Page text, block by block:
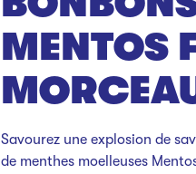
MENTOS
Savourez une explosion de
de menthes moelleuses